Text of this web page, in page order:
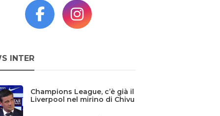
INTER
Champions League, c’è già il
Liverpool nel mirino di Chivu